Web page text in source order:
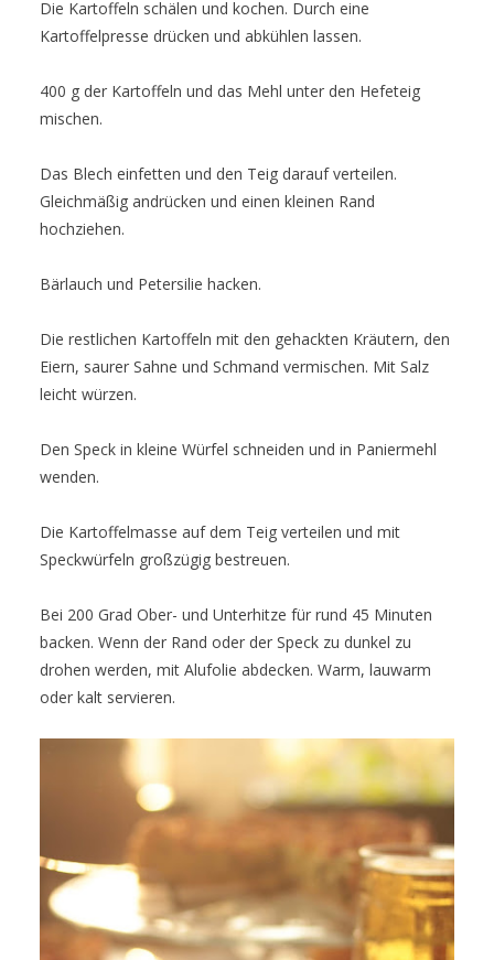
Die Kartoffeln schälen und kochen. Durch eine
Kartoffelpresse drücken und abkühlen lassen.
400 g der Kartoffeln und das Mehl unter den Hefeteig
mischen.
Das Blech einfetten und den Teig darauf verteilen.
Gleichmäßig andrücken und einen kleinen Rand
hochziehen.
Bärlauch und Petersilie hacken.
Die restlichen Kartoffeln mit den gehackten Kräutern, den
Eiern, saurer Sahne und Schmand vermischen. Mit Salz
leicht würzen.
Den Speck in kleine Würfel schneiden und in Paniermehl
wenden.
Die Kartoffelmasse auf dem Teig verteilen und mit
Speckwürfeln großzügig bestreuen.
Bei 200 Grad Ober- und Unterhitze für rund 45 Minuten
backen. Wenn der Rand oder der Speck zu dunkel zu
drohen werden, mit Alufolie abdecken. Warm, lauwarm
oder kalt servieren.